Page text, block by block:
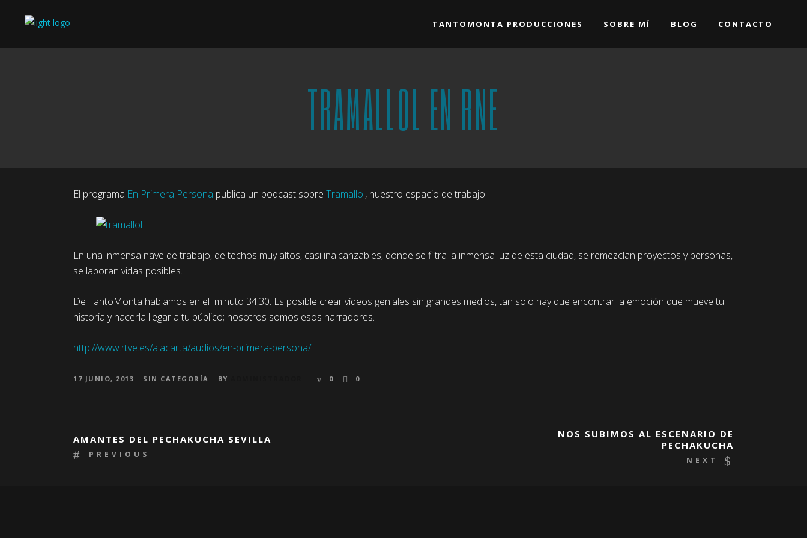
TANTOMONTA PRODUCCIONES SOBRE MÍ BLOG CONTACTO
TRAMALLOL EN RNE
El programa En Primera Persona publica un podcast sobre Tramallol, nuestro espacio de trabajo.
En una inmensa nave de trabajo, de techos muy altos, casi inalcanzables, donde se filtra la inmensa luz de esta ciudad, se remezclan proyectos y personas,
se laboran vidas posibles.
De TantoMonta hablamos en el minuto 34,30. Es posible crear vídeos geniales sin grandes medios, tan solo hay que encontrar la emoción que mueve tu
historia y hacerla llegar a tu público; nosotros somos esos narradores.
http://www.rtve.es/alacarta/audios/en-primera-persona/
17 JUNIO, 2013 SIN CATEGORÍA BY 0 0
AMANTES DEL PECHAKUCHA SEVILLA
PREVIOUS
NOS SUBIMOS AL ESCENARIO DE
PECHAKUCHA
NEXT